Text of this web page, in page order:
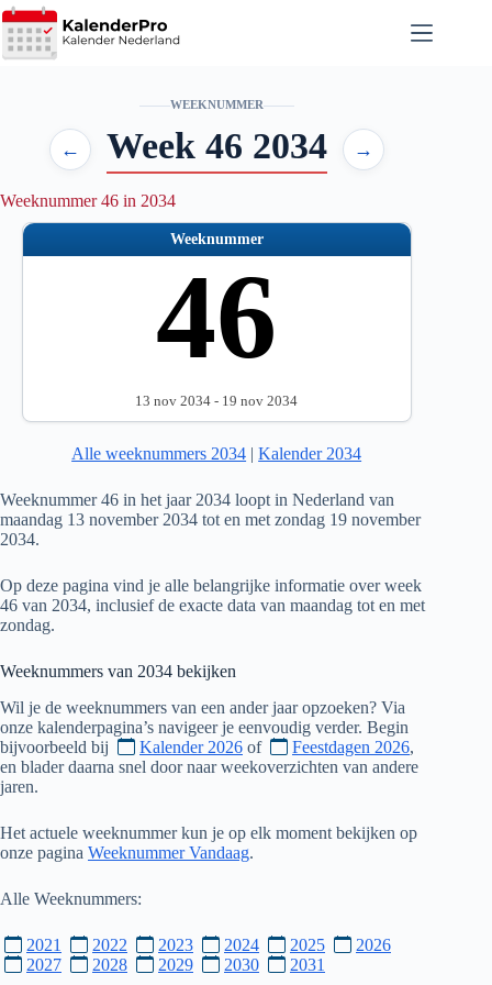
Ga
naar
de
WEEKNUMMER
← Week 46 2034 →
Weeknummer 46 in 2034
Weeknummer
46
13 nov 2034 - 19 nov 2034
Alle weeknummers 2034 |Kalender 2034
Weeknummer 46 in het jaar 2034 loopt in Nederland van
maandag 13 november 2034 tot en met zondag 19 november
2034.
Op deze pagina vind je alle belangrijke informatie over week
46 van 2034, inclusief de exacte data van maandag tot en met
zondag.
Weeknummers van 2034 bekijken
Wil je de weeknummers van een ander jaar opzoeken? Via
onze kalenderpagina’s navigeer je eenvoudig verder. Begin
bijvoorbeeld bij
Kalender 2026 of Feestdagen 2026,
en blader daarna snel door naar weekoverzichten van andere
jaren.
Het actuele weeknummer kun je op elk moment bekijken op
onze pagina Weeknummer Vandaag.
Alle Weeknummers:
2021 2022 2023 2024 2025
2026
2027
2028 2029 2030 2031